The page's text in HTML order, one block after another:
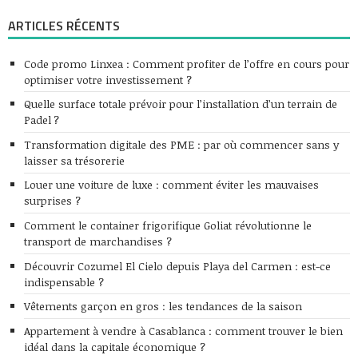
ARTICLES RÉCENTS
Code promo Linxea : Comment profiter de l’offre en cours pour
optimiser votre investissement ?
Quelle surface totale prévoir pour l’installation d’un terrain de
Padel ?
Transformation digitale des PME : par où commencer sans y
laisser sa trésorerie
Louer une voiture de luxe : comment éviter les mauvaises
surprises ?
Comment le container frigorifique Goliat révolutionne le
transport de marchandises ?
Découvrir Cozumel El Cielo depuis Playa del Carmen : est-ce
indispensable ?
Vêtements garçon en gros : les tendances de la saison
Appartement à vendre à Casablanca : comment trouver le bien
idéal dans la capitale économique ?